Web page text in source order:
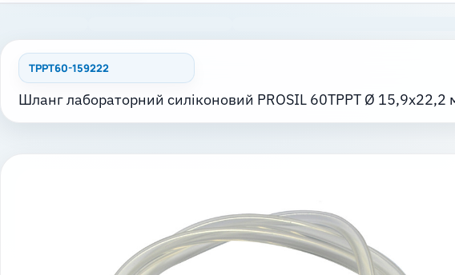
TPPT60-159222
Шланг лабораторний силіконовий PROSIL 60TPPT Ø 15,9x22,2